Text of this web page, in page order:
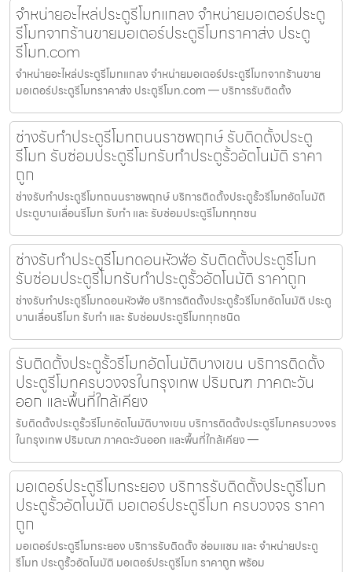
จำหน่ายอะไหล่ประตูรีโมทแกลง จำหน่ายมอเตอร์ประตู
รีโมทจากร้านขายมอเตอร์ประตูรีโมทราคาส่ง ประตู
รีโมท.com
จำหน่ายอะไหล่ประตูรีโมทแกลง จำหน่ายมอเตอร์ประตูรีโมทจากร้านขาย
มอเตอร์ประตูรีโมทราคาส่ง ประตูรีโมท.com — บริการรับติดตั้ง
ช่างรับทำประตูรีโมทถนนราชพฤกษ์ รับติดตั้งประตู
รีโมท รับซ่อมประตูรีโมทรับทำประตูรั้วอัตโนมัติ ราคา
ถูก
ช่างรับทำประตูรีโมทถนนราชพฤกษ์ บริการติดตั้งประตูรั้วรีโมทอัตโนมัติ
ประตูบานเลื่อนรีโมท รับทำ และ รับซ่อมประตูรีโมททุกชน
ช่างรับทำประตูรีโมทดอนหัวฬ่อ รับติดตั้งประตูรีโมท
รับซ่อมประตูรีโมทรับทำประตูรั้วอัตโนมัติ ราคาถูก
ช่างรับทำประตูรีโมทดอนหัวฬ่อ บริการติดตั้งประตูรั้วรีโมทอัตโนมัติ ประตู
บานเลื่อนรีโมท รับทำ และ รับซ่อมประตูรีโมททุกชนิด
รับติดตั้งประตูรั้วรีโมทอัตโนมัติบางเขน บริการติดตั้ง
ประตูรีโมทครบวงจรในกรุงเทพ ปริมณฑ ภาคตะวัน
ออก และพื้นที่ใกล้เคียง
รับติดตั้งประตูรั้วรีโมทอัตโนมัติบางเขน บริการติดตั้งประตูรีโมทครบวงจร
ในกรุงเทพ ปริมณฑ ภาคตะวันออก และพื้นที่ใกล้เคียง —
มอเตอร์ประตูรีโมทระยอง บริการรับติดตั้งประตูรีโมท
ประตูรั้วอัตโนมัติ มอเตอร์ประตูรีโมท ครบวงจร ราคา
ถูก
มอเตอร์ประตูรีโมทระยอง บริการรับติดตั้ง ซ่อมแซม และ จำหน่ายประตู
รีโมท ประตูรั้วอัตโนมัติ มอเตอร์ประตูรีโมท ราคาถูก พร้อม